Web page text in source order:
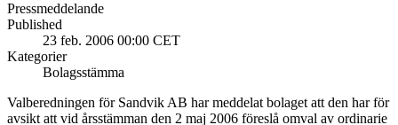
Pressmeddelande
Published
23 feb. 2006 00:00 CET
Kategorier
Bolagsstämma
Valberedningen för Sandvik AB har meddelat bolaget att den har för
avsikt att vid årsstämman den 2 maj 2006 föreslå omval av ordinarie